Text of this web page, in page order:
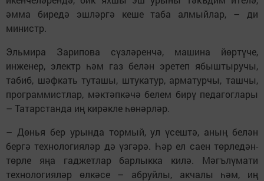
әмма биредә эшләргә кеше таба алмыйлар, – ди
министр.
Эльмира Зарипова сүзләренчә, машина йөртүче,
инженер, электр һәм газ белән эретеп ябыштыручы,
табиб, шәфкать туташы, штукатур, арматурчы, ташчы,
программистлар, мәктәпкәчә белем бирү педагоглары
– Татарстанда иң кирәкле һөнәрләр.
– Дөнья бер урында тормый, ул үсештә, аның белән
бергә технологияләр дә үзгәрә. Һәр ел саен төрледән-
төрле яңа гаджетлар барлыкка килә. Мәгълүмати
технологияләр өлкәсе – абруйлы, акчалы һәм, иң